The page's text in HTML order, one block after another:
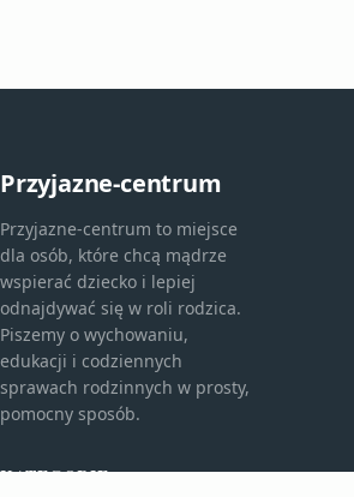
Przyjazne-centrum
Przyjazne-centrum to miejsce
dla osób, które chcą mądrze
wspierać dziecko i lepiej
odnajdywać się w roli rodzica.
Piszemy o wychowaniu,
edukacji i codziennych
sprawach rodzinnych w prosty,
pomocny sposób.
KATEGORIE